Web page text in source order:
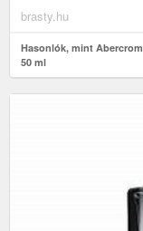
brasty.hu
Hasonlók, mint
50 ml